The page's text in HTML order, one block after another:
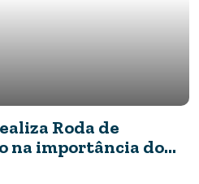
Roda de
na importância do